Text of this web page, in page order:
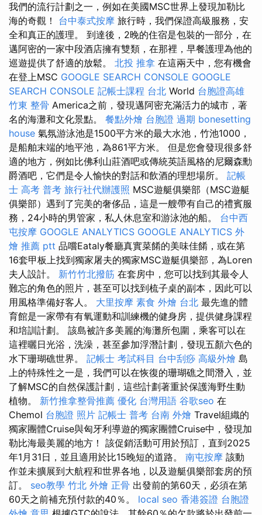
我們的流行計劃之一，例如在美國MSC世界上發現加勒比
海的奇觀！ 台中泰式按摩 旅行時，我們保證高級服務，安
全和真正的護理。 到達後，2晚的住宿是包裝的一部分，在
邁阿密的一家中段酒店擁有雙類，在那裡，早餐護理為他的
巡遊提供了舒適的放鬆。 北投 推拿 在這兩天中，您有機會
在登上MSC GOOGLE SEARCH CONSOLE GOOGLE
SEARCH CONSOLE 記帳士課程 台北 World 台胞證高雄
竹東 整骨 America之前，發現邁阿密充滿活力的城市，著
名的海灘和文化景點。 餐點外燴 台胞證 過期 bonesetting
house 氣氛游泳池是1500平方米的最大水池，竹池1000，
是船舶末端的地平池，為861平方米。 但是您會發現很多舒
適的地方，例如比佛利山莊酒吧或傳統英語風格的尼爾森勳
爵酒吧，它們是令人愉快的對話和飲酒的理想場所。 記帳
士 高考 普考 旅行社代辦護照 MSC遊艇俱樂部（MSC遊艇
俱樂部）遇到了完美的奢侈品，這是一艘帶有自己的禮賓服
務，24小時的男管家，私人休息室和游泳池的船。 台中西
屯按摩 GOOGLE ANALYTICS GOOGLE ANALYTICS 外
燴 推薦 ptt 品嚐Eataly餐廳真實菜餚的美味佳餚，或在第
16套甲板上找到獨家屠夫的獨家MSC遊艇俱樂部，為Loren
夫人設計。 新竹竹北撥筋 在套房中，您可以找到其最令人
難忘的角色的照片，甚至可以找到梳子桌的副本，因此可以
用風格準備好客人。 大里按摩 素食 外燴 台北 最先進的體
育館是一家帶有有氧運動和訓練機的健身房，提供健身課程
和培訓計劃。 該島被許多美麗的海灘所包圍，乘客可以在
這裡曬日光浴，洗澡，甚至參加浮潛計劃，發現五顏六色的
水下珊瑚礁世界。 記帳士 考試科目 台中刮痧 高級外燴 島
上的特殊性之一是，我們可以在恢復的珊瑚礁之間潛入，並
了解MSC的自然保護計劃，這些計劃著重於保護海野生動
植物。 新竹推拿整骨推薦 優化 台灣用語 谷歌seo 在
Chemol 台胞證 照片 記帳士 普考 台南 外燴 Travel組織的
獨家團體Cruise與匈牙利導遊的獨家團體Cruise中，發現加
勒比海最美麗的地方！ 該促銷活動可用於預訂，直到2025
年1月31日，並且適用於比15晚短的道路。 南屯按摩 該動
作並未擴展到大航程和世界各地，以及遊艇俱樂部套房的預
訂。 seo教學 竹北 外燴 正骨 出發前的第60天，必須在第
60天之前補充預付款的40％。 local seo 香港簽證 台胞證